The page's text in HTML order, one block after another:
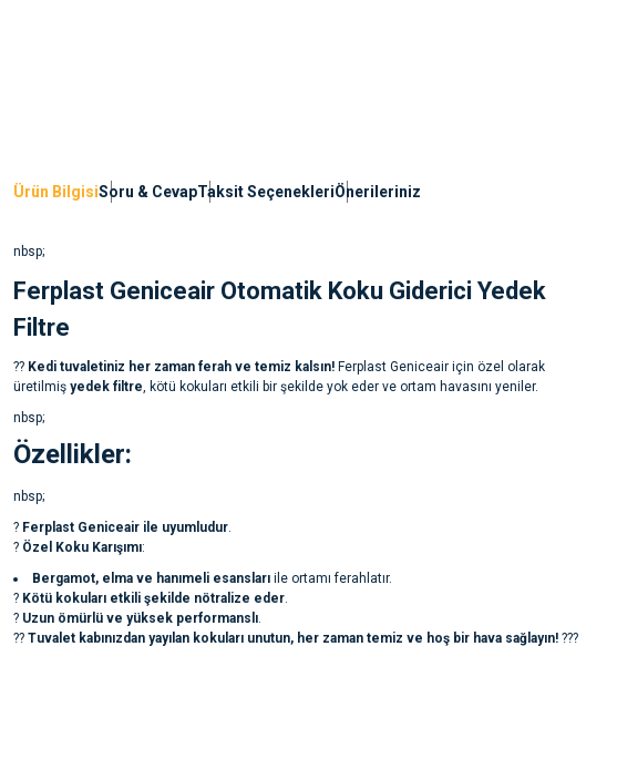
Ürün BilgisiSoru & CevapTaksit SeçenekleriÖnerileriniz
nbsp;
Ferplast Geniceair Otomatik Koku Giderici Yedek
Filtre
?? Kedi tuvaletiniz her zaman ferah ve temiz kalsın! Ferplast Geniceair için özel olarak
üretilmiş yedek filtre, kötü kokuları etkili bir şekilde yok eder ve ortam havasını yeniler.
nbsp;
Özellikler:
nbsp;
? Ferplast Geniceair ile uyumludur.
? Özel Koku Karışımı:
Bergamot, elma ve hanımeli esansları ile ortamı ferahlatır.
? Kötü kokuları etkili şekilde nötralize eder.
? Uzun ömürlü ve yüksek performanslı.
?? Tuvalet kabınızdan yayılan kokuları unutun, her zaman temiz ve hoş bir hava sağlayın! ???